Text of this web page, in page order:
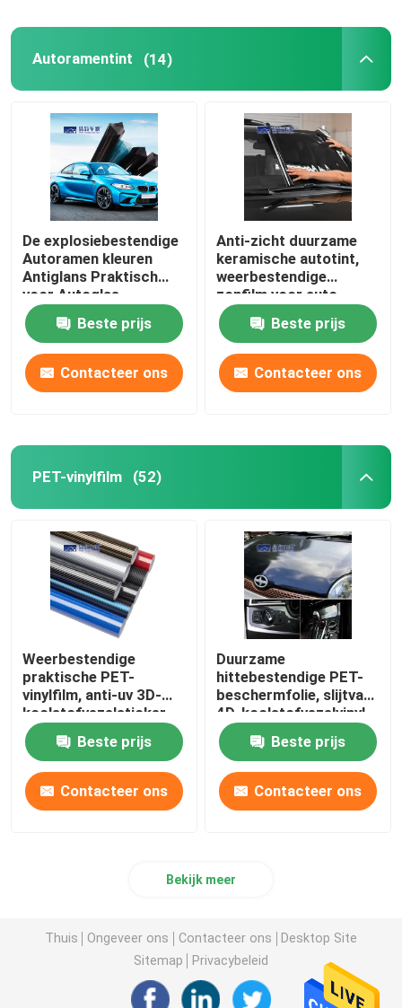
Autoramentint (14)
De explosiebestendige
Autoramen kleuren
Antiglans Praktisch
voor Autoglas
Beste prijs
Contacteer ons
Anti-zicht duurzame
keramische autotint,
weerbestendige
zonfilm voor auto
Beste prijs
Contacteer ons
PET-vinylfilm (52)
Weerbestendige
praktische PET-
vinylfilm, anti-uv 3D-
koolstofvezelsticker
Beste prijs
Contacteer ons
Duurzame
hittebestendige PET-
beschermfolie, slijtvast
4D-koolstofvezelvinyl
Beste prijs
Contacteer ons
Bekijk meer
Thuis Ongeveer ons Contacteer ons
Desktop Site
Sitemap
Privacybeleid